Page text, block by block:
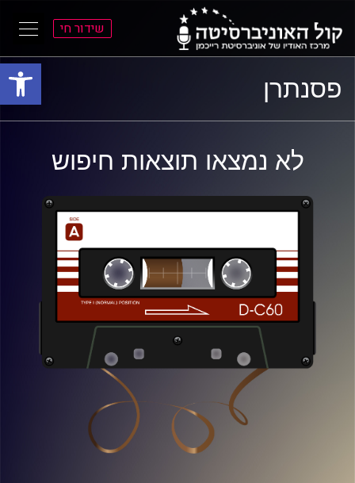
פתח
התפריט
הראשי
התוכן
הראשי
שידור חי
פסנתרן
לא נמצאו תוצאות חיפוש